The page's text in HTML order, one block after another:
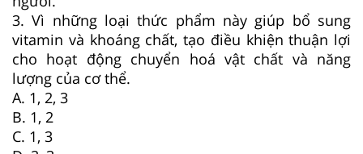
3. Vì những loại thức phẩm này giúp bổ sung
vitamin và khoáng chất, tạo điều khiện thuận lợi
cho hoạt động chuyển hoá vật chất và năng
lượng của cơ thể.
A. 1, 2, 3
B. 1, 2
C. 1, 3